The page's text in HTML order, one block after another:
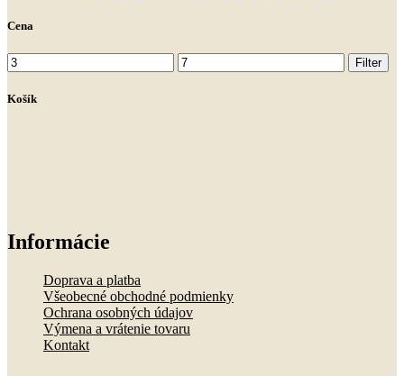
Cena
Minimálna
cena
Maximálna
cena
Filter
Košík
Informácie
Doprava a platba
Všeobecné obchodné podmienky
Ochrana osobných údajov
Výmena a vrátenie tovaru
Kontakt